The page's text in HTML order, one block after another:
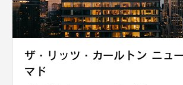
ザ・リッツ・カールトン ニュ
マド